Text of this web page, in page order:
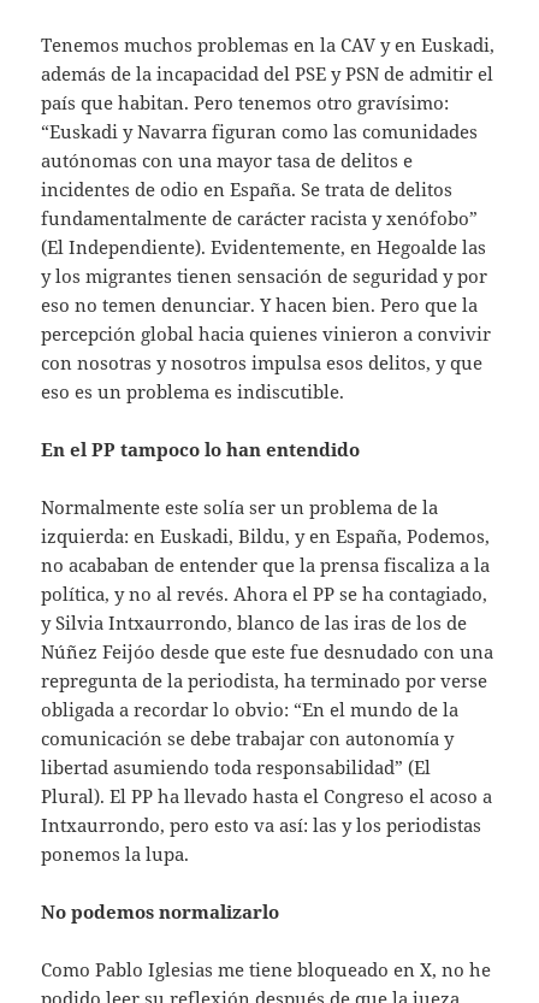
Tenemos muchos problemas en la CAV y en Euskadi,
además de la incapacidad del PSE y PSN de admitir el
país que habitan. Pero tenemos otro gravísimo:
“Euskadi y Navarra figuran como las comunidades
autónomas con una mayor tasa de delitos e
incidentes de odio en España. Se trata de delitos
fundamentalmente de carácter racista y xenófobo”
(El Independiente). Evidentemente, en Hegoalde las
y los migrantes tienen sensación de seguridad y por
eso no temen denunciar. Y hacen bien. Pero que la
percepción global hacia quienes vinieron a convivir
con nosotras y nosotros impulsa esos delitos, y que
eso es un problema es indiscutible.
En el PP tampoco lo han entendido
Normalmente este solía ser un problema de la
izquierda: en Euskadi, Bildu, y en España, Podemos,
no acababan de entender que la prensa fiscaliza a la
política, y no al revés. Ahora el PP se ha contagiado,
y Silvia Intxaurrondo, blanco de las iras de los de
Núñez Feijóo desde que este fue desnudado con una
repregunta de la periodista, ha terminado por verse
obligada a recordar lo obvio: “En el mundo de la
comunicación se debe trabajar con autonomía y
libertad asumiendo toda responsabilidad” (El
Plural). El PP ha llevado hasta el Congreso el acoso a
Intxaurrondo, pero esto va así: las y los periodistas
ponemos la lupa.
No podemos normalizarlo
Como Pablo Iglesias me tiene bloqueado en X, no he
podido leer su reflexión después de que la jueza